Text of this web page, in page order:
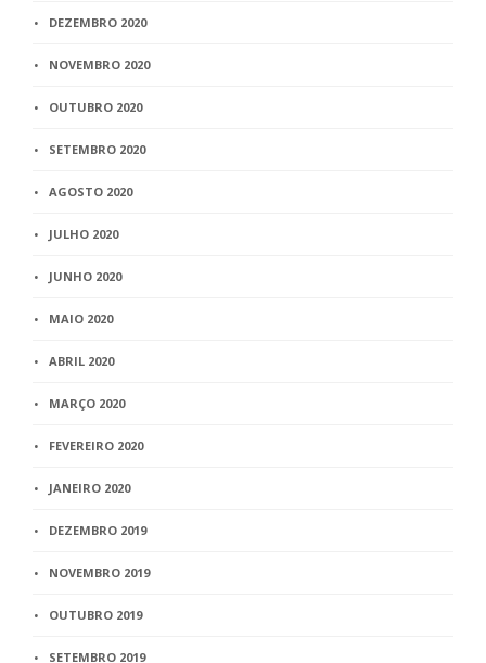
DEZEMBRO 2020
NOVEMBRO 2020
OUTUBRO 2020
SETEMBRO 2020
AGOSTO 2020
JULHO 2020
JUNHO 2020
MAIO 2020
ABRIL 2020
MARÇO 2020
FEVEREIRO 2020
JANEIRO 2020
DEZEMBRO 2019
NOVEMBRO 2019
OUTUBRO 2019
SETEMBRO 2019